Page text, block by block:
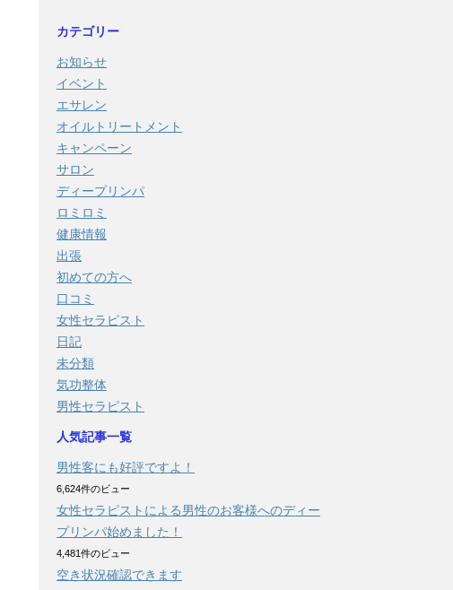
カテゴリー
お知らせ
イベント
エサレン
オイルトリートメント
キャンペーン
サロン
ディープリンパ
ロミロミ
健康情報
出張
初めての方へ
口コミ
女性セラピスト
日記
未分類
気功整体
男性セラピスト
人気記事一覧
男性客にも好評ですよ！
6,624件のビュー
女性セラピストによる男性のお客様へのディー
プリンパ始めました！
4,481件のビュー
空き状況確認できます